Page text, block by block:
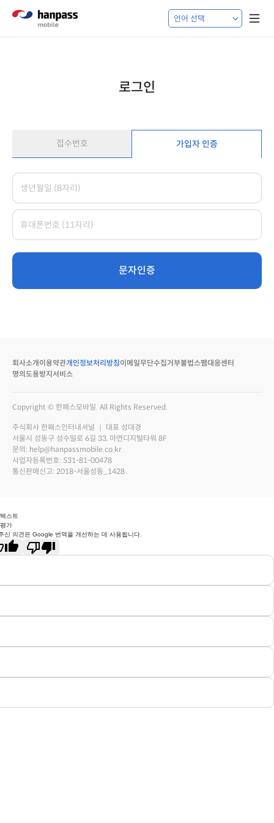
로그인
접수번호 가입자 인증
문자인증
회사소개 이용약관개인정보처리방침이메일무단수집거부불법스팸대응센터
명의도용방지서비스
Copyright © 한패스모바일. All Rights Reserved.
주식회사 한패스인터내셔널 ｜ 대표 성대경
서울시 성동구 성수일로 6길 33, 아연디지털타워 8F
문의: help@hanpassmobile.co.kr
사업자등록번호: 531-81-00478
통신판매신고: 2018-서울성동_1428
스트
가
신 의견은 Google 번역을 개선하는 데 사용됩니다.